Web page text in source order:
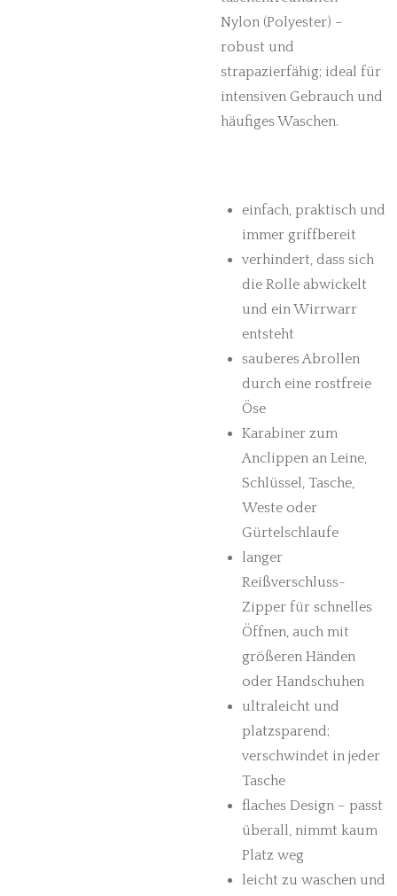
Nylon (Polyester) –
robust und
strapazierfähig; ideal für
intensiven Gebrauch und
häufiges Waschen.
einfach, praktisch und
immer griffbereit
verhindert, dass sich
die Rolle abwickelt
und ein Wirrwarr
entsteht
sauberes Abrollen
durch eine rostfreie
Öse
Karabiner zum
Anclippen an Leine,
Schlüssel, Tasche,
Weste oder
Gürtelschlaufe
langer
Reißverschluss-
Zipper für schnelles
Öffnen, auch mit
größeren Händen
oder Handschuhen
ultraleicht und
platzsparend;
verschwindet in jeder
Tasche
flaches Design – passt
überall, nimmt kaum
Platz weg
leicht zu waschen und